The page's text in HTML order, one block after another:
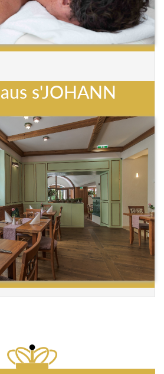
s'JOHANN